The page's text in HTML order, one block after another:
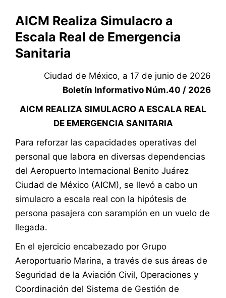
AICM Realiza Simulacro a
Escala Real de Emergencia
Sanitaria
Ciudad de México, a 17 de junio de 2026
Boletín Informativo Núm.40 / 2026
AICM REALIZA SIMULACRO A ESCALA REAL
DE EMERGENCIA SANITARIA
Para reforzar las capacidades operativas del
personal que labora en diversas dependencias
del Aeropuerto Internacional Benito Juárez
Ciudad de México (AICM), se llevó a cabo un
simulacro a escala real con la hipótesis de
persona pasajera con sarampión en un vuelo de
llegada.
En el ejercicio encabezado por Grupo
Aeroportuario Marina, a través de sus áreas de
Seguridad de la Aviación Civil, Operaciones y
Coordinación del Sistema de Gestión de